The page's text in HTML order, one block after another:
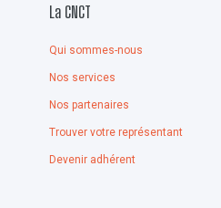
La CNCT
Qui sommes-nous
Nos services
Nos partenaires
Trouver votre représentant
Devenir adhérent